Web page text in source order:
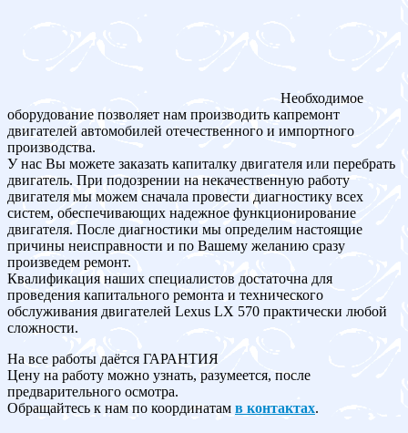
Необходимое
оборудование позволяет нам производить капремонт
двигателей автомобилей отечественного и импортного
производства.
У нас Вы можете заказать капиталку двигателя или перебрать
двигатель. При подозрении на некачественную работу
двигателя мы можем сначала провести диагностику всех
систем, обеспечивающих надежное функционирование
двигателя. После диагностики мы определим настоящие
причины неисправности и по Вашему желанию сразу
произведем ремонт.
Квалификация наших специалистов достаточна для
проведения капитального ремонта и технического
обслуживания двигателей Lexus LX 570 практически любой
сложности.
На все работы даётся ГАРАНТИЯ
Цену на работу можно узнать, разумеется, после
предварительного осмотра.
Обращайтесь к нам по координатам в контактах.